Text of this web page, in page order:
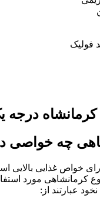
چه خواصی
خواص غذایی بالایی
کرمانشاهی مورد
عبارتند از: